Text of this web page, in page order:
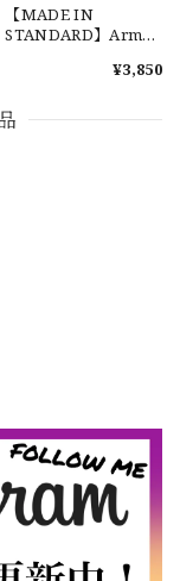
です！ありがと
【LARGE】Ralph Lauren Short Sleeve Cotton BD Shirt ラルフローレン ユーズド 半袖 ボタンダウンシャツ No.146
【Cooperstown Ball Cap】Made in USA Baseball Cap "NY" STONE×GREEN 新品 クーパーズタウンボールキャップ 6パネル ２トーン 緑
【MADE IN
STANDARD】Army
ンスタンダード ショ
¥3,850